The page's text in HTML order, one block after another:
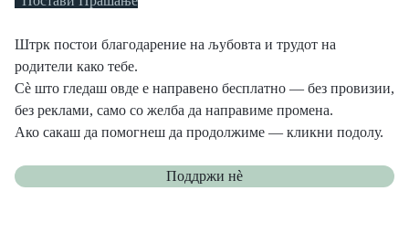
Штрк постои благодарение на љубовта и трудот на
родители како тебе.
Сè што гледаш овде е направено бесплатно — без провизии,
без реклами, само со желба да направиме промена.
Ако сакаш да помогнеш да продолжиме — кликни подолу.
Поддржи нѐ